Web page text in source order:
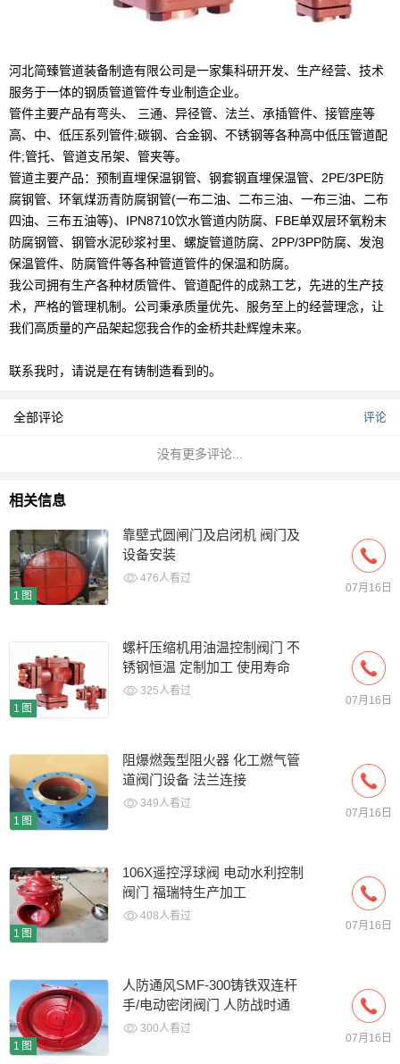
河北简臻管道装备制造有限公司是一家集科研开发、生产经营、技术
服务于一体的钢质管道管件专业制造企业。
管件主要产品有弯头、 三通、异径管、法兰、承插管件、接管座等
高、中、低压系列管件;碳钢、合金钢、不锈钢等各种高中低压管道配
件;管托、管道支吊架、管夹等。
管道主要产品：预制直埋保温钢管、钢套钢直埋保温管、2PE/3PE防
腐钢管、环氧煤沥青防腐钢管(一布二油、二布三油、一布三油、二布
四油、三布五油等)、IPN8710饮水管道内防腐、FBE单双层环氧粉末
防腐钢管、钢管水泥砂浆衬里、螺旋管道防腐、2PP/3PP防腐、发泡
保温管件、防腐管件等各种管道管件的保温和防腐。
我公司拥有生产各种材质管件、管道配件的成熟工艺，先进的生产技
术，严格的管理机制。公司秉承质量优先、服务至上的经营理念，让
我们高质量的产品架起您我合作的金桥共赴辉煌未来。
联系我时，请说是在有铸制造看到的。
全部评论 评论
没有更多评论...
相关信息
1图
靠壁式圆闸门及启闭机 阀门及
设备安装
476人看过
07月16日
1图
螺杆压缩机用油温控制阀门 不
锈钢恒温 定制加工 使用寿命
长 325人看过
07月16日
1图
阻爆燃轰型阻火器 化工燃气管
道阀门设备 法兰连接
349人看过
07月16日
1图
106X遥控浮球阀 电动水利控制
阀门 福瑞特生产加工
408人看过
07月16日
1图
人防通风SMF-300铸铁双连杆
手/电动密闭阀门 人防战时通
300人看过
07月16日